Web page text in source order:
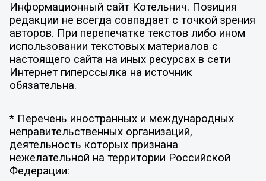
Информационный сайт Котельнич. Позиция
редакции не всегда совпадает с точкой зрения
авторов. При перепечатке текстов либо ином
использовании текстовых материалов с
настоящего сайта на иных ресурсах в сети
Интернет гиперссылка на источник
обязательна.
* Перечень иностранных и международных
неправительственных организаций,
деятельность которых признана
нежелательной на территории Российской
Федерации: